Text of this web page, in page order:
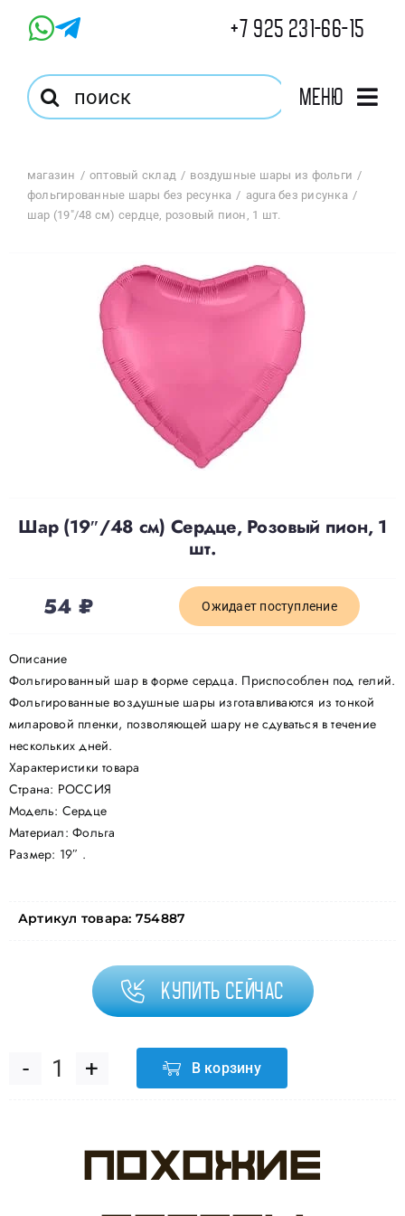
+7 925 231-66-15
Результат
поиска:
Меню
Магазин
Оптовый Магазин
Корзина
Избранное
Политика конфиденциальности
магазин оптовый склад
воздушные шары из фольги
фольгированные шары без ресунка
agura без рисунка
шар (19″/48 см) сердце, розовый пион, 1 шт.
Шар (19″/48 см) Сердце, Розовый пион, 1
шт.
54 ₽ Ожидает поступление
Описание
Фольгированный шар в форме сердца. Приспособлен под гелий.
Фольгированные воздушные шары изготавливаются из тонкой
миларовой пленки, позволяющей шару не сдуваться в течение
нескольких дней.
Характеристики товара
Страна: РОССИЯ
Модель: Сердце
Материал: Фольга
Размер: 19″ .
Артикул товара: 754887
Купить сейчас
Количество
Шар
В корзину
Похожие